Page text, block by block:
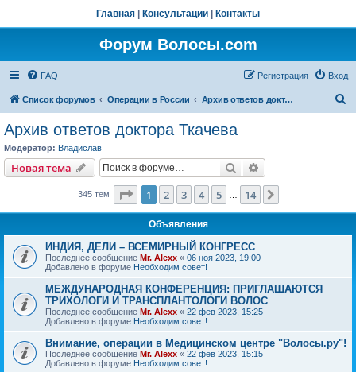
Главная Консультации Контакты
Форум Волосы.com
FAQ Вход
Регистрация
Список форумов Операции в России Архив ответов доктора Ткачева
Архив ответов доктора Ткачева
Модератор: Владислав
Новая тема Поиск
345 тем Страница из 14
1 2 3 4 5 14
Объявления
ИНДИЯ, ДЕЛИ – ВСЕМИРНЫЙ КОНГРЕСС
Последнее сообщение Mr. Alexx « 06 ноя 2023, 19:00
Добавлено в форуме Необходим совет!
МЕЖДУНАРОДНАЯ КОНФЕРЕНЦИЯ: ПРИГЛАШАЮТСЯ
ТРИХОЛОГИ И ТРАНСПЛАНТОЛОГИ ВОЛОС
Последнее сообщение Mr. Alexx « 22 фев 2023, 15:25
Добавлено в форуме Необходим совет!
Внимание, операции в Медицинском центре "Волосы.ру"!
Последнее сообщение Mr. Alexx « 22 фев 2023, 15:15
Добавлено в форуме Необходим совет!